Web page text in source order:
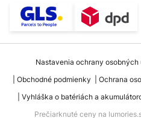
Nastavenia ochrany osobných
Obchodné podmienky
Ochrana
Vyhláška o batériách a
Prečiarknuté ceny na